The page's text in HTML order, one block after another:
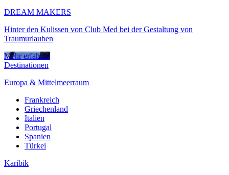
DREAM MAKERS
Hinter den Kulissen von Club Med bei der Gestaltung von
Traumurlauben
Mehr erfahren
Destinationen
Europa & Mittelmeerraum
Frankreich
Griechenland
Italien
Portugal
Spanien
Türkei
Karibik